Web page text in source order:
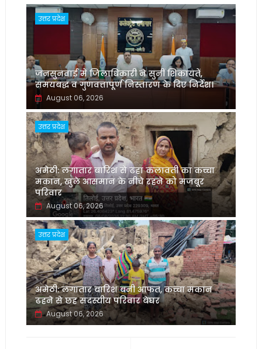
उत्तर प्रदेश
जनसुनवाई में जिलाधिकारी ने सुनीं शिकायतें,
समयबद्ध व गुणवत्तापूर्ण निस्तारण के दिए निर्देश।
August 06, 2026
उत्तर प्रदेश
अमेठी: लगातार बारिश से ढहा कलावती का कच्चा
मकान, खुले आसमान के नीचे रहने को मजबूर
परिवार
August 06, 2026
उत्तर प्रदेश
अमेठी: लगातार बारिश बनी आफत, कच्चा मकान
ढहने से छह सदस्यीय परिवार बेघर
August 06, 2026